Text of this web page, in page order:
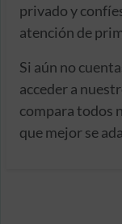
privado y
atención de
Si aún no
acceder a
compara todos
que mejor se